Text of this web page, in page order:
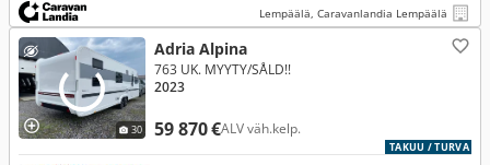
Lempäälä, Caravanlandia Lempäälä
30
Adria Alpina
59 870 €ALV väh.kelp.
763 UK. MYYTY/SÅLD!!
2023
TAKUU / TURVA